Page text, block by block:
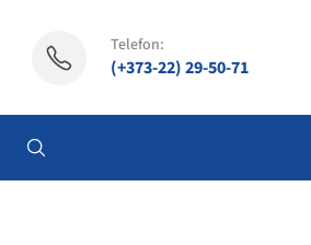
Telefon:
(+373-22) 29-50-71